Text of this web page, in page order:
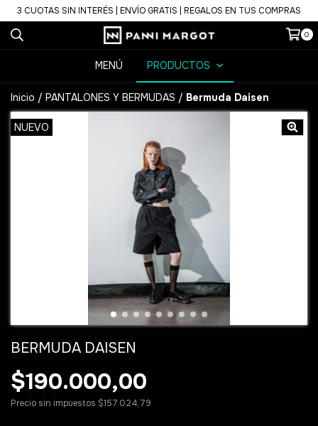
3 CUOTAS SIN INTERÉS | ENVÍO GRATIS | REGALOS EN TUS COMPRAS
0
MENÚ PRODUCTOS
Inicio / PANTALONES Y BERMUDAS / Bermuda Daisen
NUEVO
BERMUDA DAISEN
$190.000,00
Precio sin impuestos $157.024,79